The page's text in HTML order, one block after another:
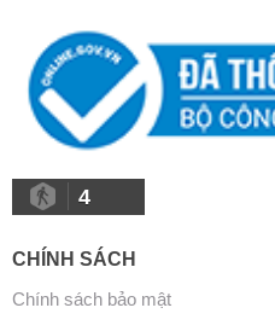
4
CHÍNH SÁCH
Chính sách bảo mật